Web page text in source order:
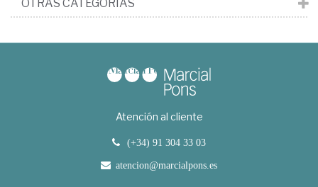
OTRAS CATEGORÍAS
Atención al cliente
(+34) 91 304 33 03
atencion@marcialpons.es